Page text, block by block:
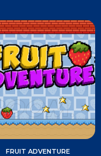
FRUIT ADVENTURE